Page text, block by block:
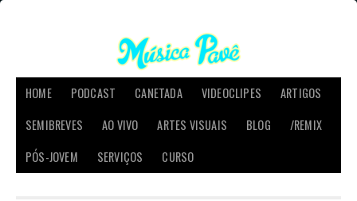
HOME PODCAST CANETADA VIDEOCLIPES
ARTIGOS
SEMIBREVES
AO VIVO ARTES VISUAIS BLOG
/REMIX
PÓS-JOVEM
SERVIÇOS CURSO